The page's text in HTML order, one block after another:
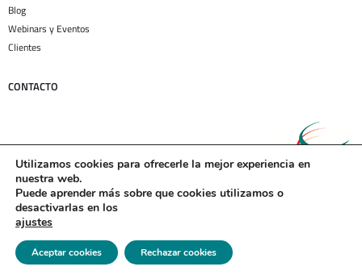
Blog
Webinars y Eventos
Clientes
CONTACTO
Aviso Legal|Política de privacidad
Utilizamos cookies para ofrecerle la mejor experiencia en
nuestra web.
Puede aprender más sobre que cookies utilizamos o
desactivarlas en los
ajustes
Aceptar cookies Rechazar cookies